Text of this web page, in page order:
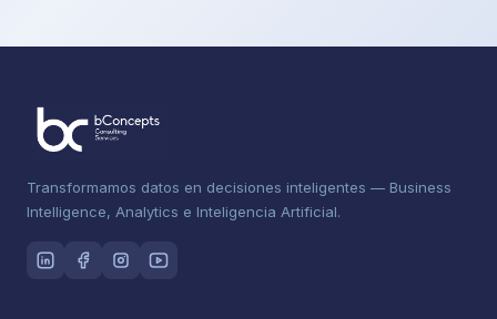
Transformamos datos en decisiones inteligentes — Business
Intelligence, Analytics e Inteligencia Artificial.